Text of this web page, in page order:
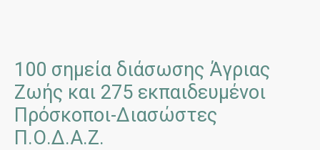
100 σημεία διάσωσης Άγριας
Ζωής και 275 εκπαιδευμένοι
Πρόσκοποι-Διασώστες
Π.Ο.Δ.Α.Ζ.